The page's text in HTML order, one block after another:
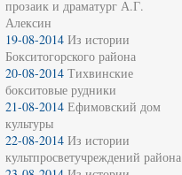
прозаик и драматург А.Г.
Алексин
19-08-2014 Из истории
Бокситогорского района
20-08-2014 Тихвинские
бокситовые рудники
21-08-2014 Ефимовский дом
культуры
22-08-2014 Из истории
культпросветучреждений района